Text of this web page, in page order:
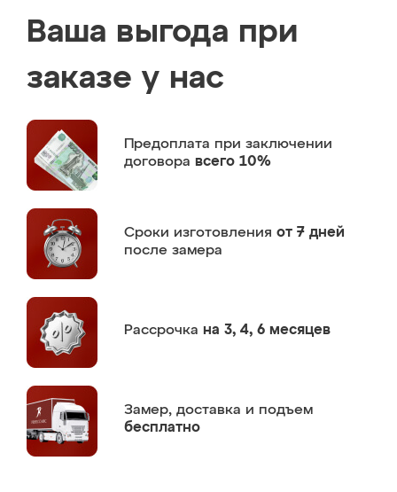
Ваша выгода при
заказе у нас
Предоплата при заключении
договора всего 10%
Сроки изготовления от 7 дней
после замера
Рассрочка на 3, 4, 6 месяцев
Замер, доставка и подъем
бесплатно